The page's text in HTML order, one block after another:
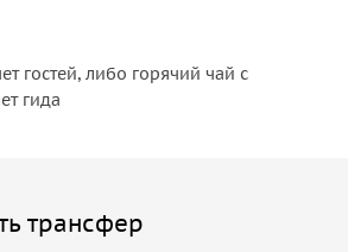
гостей, либо горячий чай с
гида
трансфер